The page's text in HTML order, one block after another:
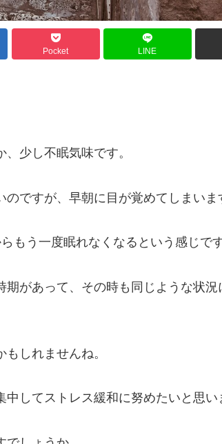
Pocket LINE
少し不眠気味です。
ですが、早朝に目が覚めてしまいま
もう一度眠れなくなるという感じです
があって、その時も同じような状況
しれませんね。
してストレス緩和に努めたいと思い